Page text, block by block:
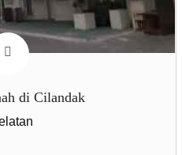
di Cilandak